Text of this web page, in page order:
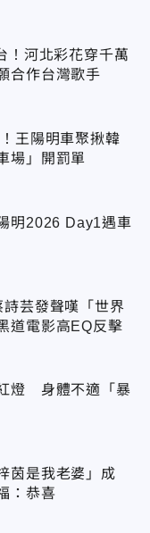
！河北彩花穿千萬
合作台灣歌手
王陽明車聚揪韓
場」開罰單
明2026 Day1遇車
芸發聲嘆「世界
道電影高EQ反擊
燈 身體不適「暴
茵是我老婆」成
：恭喜